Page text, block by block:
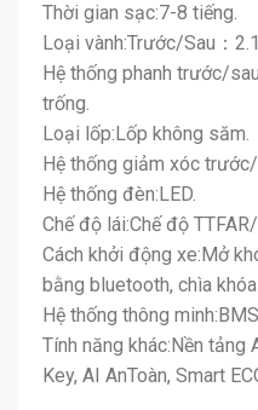
Thời gian sạc:7-8 tiếng.
Loại vành:Trước/Sau：
Hệ thống phanh trước/
trống.
Loại lốp:Lốp không săm.
Hệ thống giảm xóc
Hệ thống đèn:LED.
Chế độ lái:Chế độ
Cách khởi động xe:Mở
bằng bluetooth, chìa
Hệ thống thông
Tính năng khác:Nền tảng
Key, AI AnToàn, Smart